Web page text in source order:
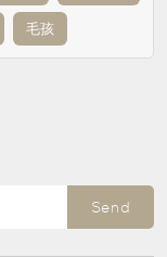
毛孩
Send